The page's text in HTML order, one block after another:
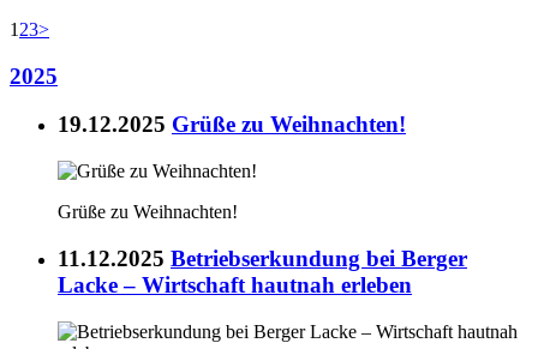
1 23>
2025
19.12.2025 Grüße zu Weihnachten!
Grüße zu Weihnachten!
11.12.2025 Betriebserkundung bei Berger
Lacke – Wirtschaft hautnah erleben